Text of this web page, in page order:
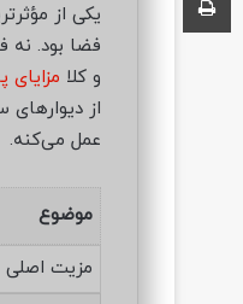
یکی از
فضا بود.
و کلا
از
عمل می‌کنه.
موضوع
مزیت اصلی